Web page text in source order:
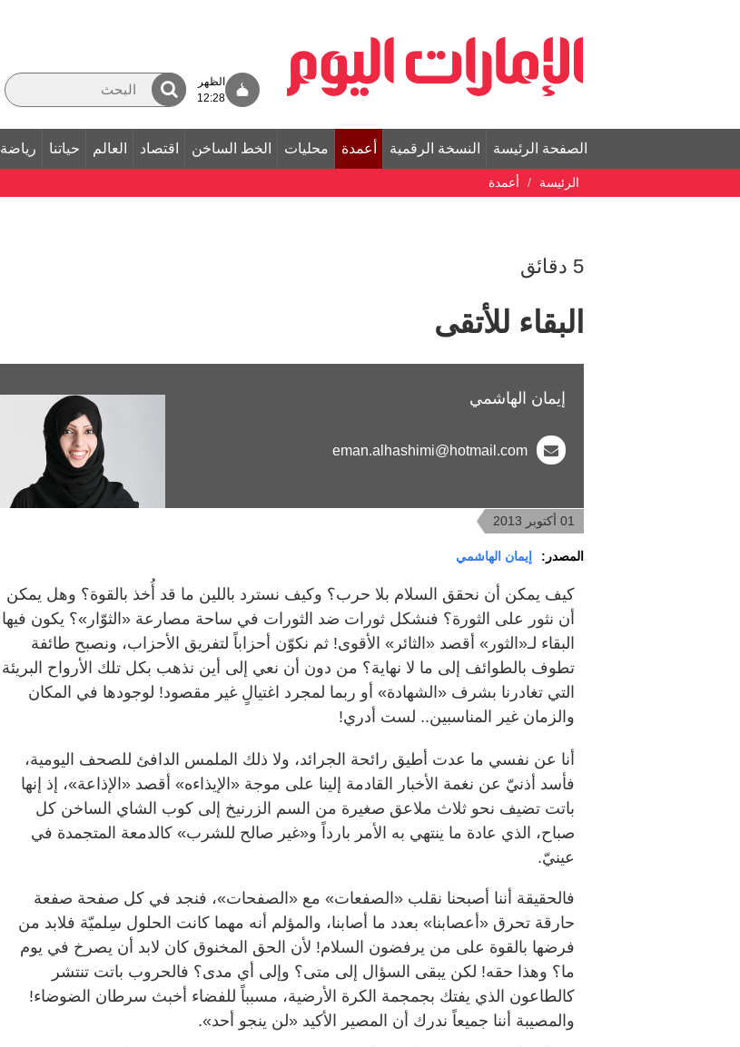
الظهر
12:28
الصفحة الرئيسة النسخة الرقمية أعمدة محليات الخط الساخن اقتصاد العالم حياتنا رياضة
الرئيسة أعمدة
5 دقائق
البقاء للأتقى
إيمان الهاشمي
eman.alhashimi@hotmail.com
01 أكتوبر 2013
المصدر: إيمان الهاشمي
كيف يمكن أن نحقق السلام بلا حرب؟ وكيف نسترد باللين ما قد أُخذ بالقوة؟ وهل يمكن
أن نثور على الثورة؟ فنشكل ثورات ضد الثورات في ساحة مصارعة «الثوّار»؟ يكون فيها
البقاء لـ«الثور» أقصد «الثائر» الأقوى! ثم نكوّن أحزاباً لتفريق الأحزاب، ونصبح طائفة
تطوف بالطوائف إلى ما لا نهاية؟ من دون أن نعي إلى أين نذهب بكل تلك الأرواح البريئة
التي تغادرنا بشرف «الشهادة» أو ربما لمجرد اغتيالٍ غير مقصود! لوجودها في المكان
والزمان غير المناسبين.. لست أدري!
أنا عن نفسي ما عدت أطيق رائحة الجرائد، ولا ذلك الملمس الدافئ للصحف اليومية،
فأسد أذنيّ عن نغمة الأخبار القادمة إلينا على موجة «الإيذاءه» أقصد «الإذاعة»، إذ إنها
باتت تضيف نحو ثلاث ملاعق صغيرة من السم الزرنيخ إلى كوب الشاي الساخن كل
صباح، الذي عادة ما ينتهي به الأمر بارداً و«غير صالح للشرب» كالدمعة المتجمدة في
عينيّ.
فالحقيقة أننا أصبحنا نقلب «الصفعات» مع «الصفحات»، فنجد في كل صفحة صفعة
حارقة تحرق «أعصابنا» بعدد ما أصابنا، والمؤلم أنه مهما كانت الحلول سِلميّة فلابد من
فرضها بالقوة على من يرفضون السلام! لأن الحق المخنوق كان لابد أن يصرخ في يوم
ما؟ وهذا حقه! لكن يبقى السؤال إلى متى؟ وإلى أي مدى؟ فالحروب باتت تنتشر
كالطاعون الذي يفتك بجمجمة الكرة الأرضية، مسبباً للفضاء أخبث سرطان الضوضاء!
والمصيبة أننا جميعاً ندرك أن المصير الأكيد «لن ينجو أحد».